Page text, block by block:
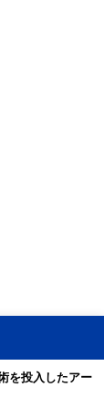
を投入したアー